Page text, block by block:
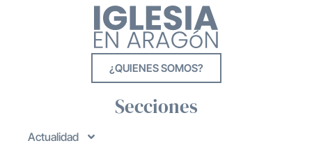
¿QUIENES SOMOS?
Secciones
Actualidad